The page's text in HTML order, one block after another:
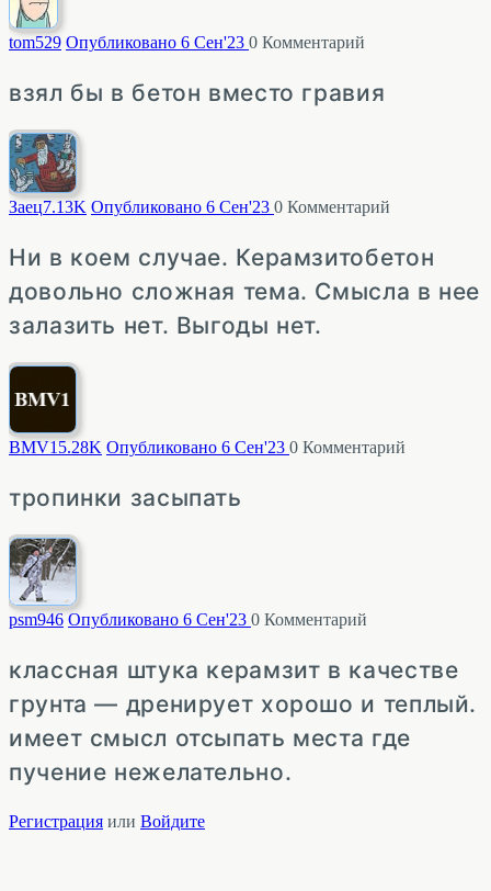
tom529 Опубликовано 6 Сен'23 0 Комментарий
взял бы в бетон вместо гравия
Заец7.13K Опубликовано 6 Сен'23 0 Комментарий
Ни в коем случае. Керамзитобетон
довольно сложная тема. Смысла в нее
залазить нет. Выгоды нет.
BMV1 5.28K Опубликовано 6 Сен'23 0 Комментарий
тропинки засыпать
psm946 Опубликовано 6 Сен'23 0 Комментарий
классная штука керамзит в качестве
грунта — дренирует хорошо и теплый.
имеет смысл отсыпать места где
пучение нежелательно.
Регистрация или Войдите